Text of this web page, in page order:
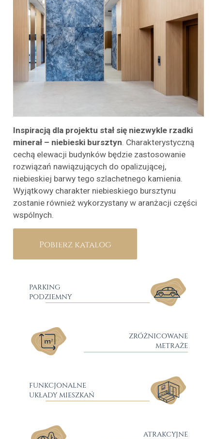
Inspiracją dla projektu stał się niezwykle rzadki
minerał – niebieski bursztyn. Charakterystyczną
cechą elewacji budynków będzie zastosowanie
rozwiązań nawiązujących do opalizującej,
niebieskiej barwy tego szlachetnego kamienia.
Wyjątkowy charakter niebieskiego bursztynu
zostanie również wykorzystany w aranżacji części
wspólnych.
Pobierz katalog
PARKING
PODZIEMNY
ZRÓŻNICOWANE
METRAŻE
FUNKCJONALNE
UKŁADY MIESZKAŃ
ATRAKCYJNE